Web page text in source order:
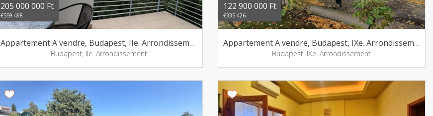
205 000 000 Ft
€559 498
Appartement Á vendre, Budapest, IIe. Arrondissement
Budapest, IIe. Arrondissement
122 900 000 Ft
€335 426
Appartement Á vendre, Budapest, IXe. Arrondissement
Budapest, IXe. Arrondissement